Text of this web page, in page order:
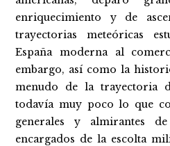
enriquecimiento y de
trayectorias meteóricas
España moderna al
embargo, así como la
menudo de la trayectoria
todavía muy poco lo que
generales y almirantes
encargados de la escolta